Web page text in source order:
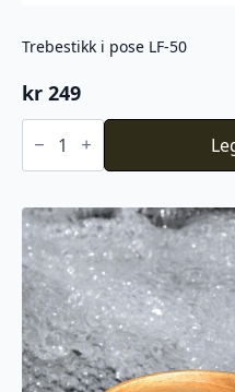
Trebestikk i pose LF-50
kr 249
Trebestikk
LF-
antall